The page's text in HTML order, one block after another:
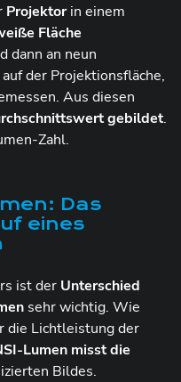
Projektorin einem
Fläche
dann an neun
der Projektionsfläche,
Aus diesen
gebildet.
Zahl.
Das
eines
ist der Unterschied
sehr wichtig. Wie
die Lichtleistung der
Lumen misst die
Bildes.